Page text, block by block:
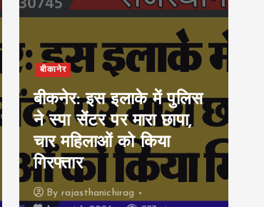
बीकानेर
बीकनेर: इस इलाके में पुलिस
ने स्पा सेंटर पर मारा छापा,
चार महिलाओं को किया
गिरफ्तार
By rajasthanichirag